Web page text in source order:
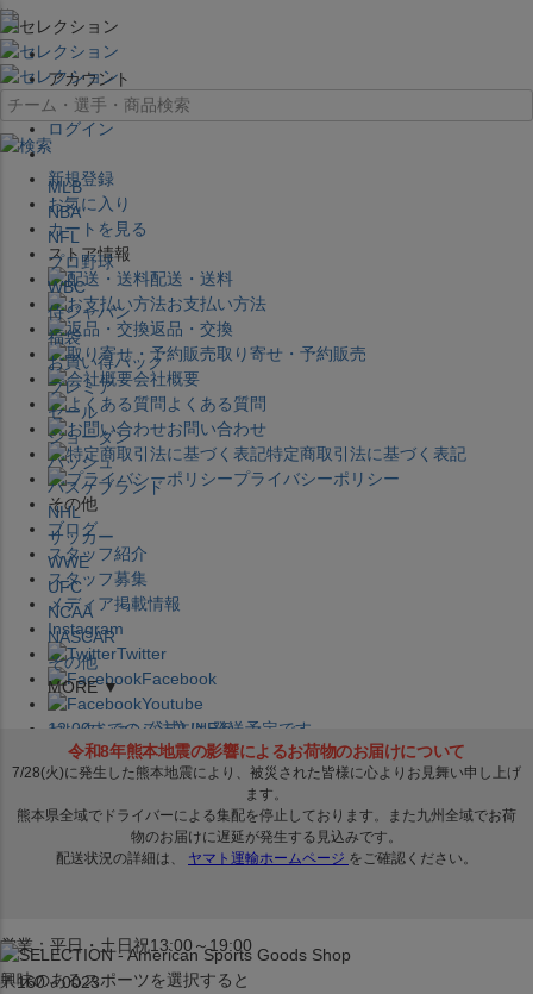
×
アカウント
ログイン
新規登録
お気に入り
カートを見る
ストア情報
配送・送料
お支払い方法
返品・交換
取り寄せ・予約販売
会社概要
よくある質問
お問い合わせ
特定商取引法に基づく表記
プライバシーポリシー
その他
ブログ
スタッフ紹介
スタッフ募集
メディア掲載情報
Instagram
Twitter
Facebook
Youtube
セレクション公式LINE@
営業：平日・土日祝13:00～19:00
〒160－0023
MLB
NBA
NFL
プロ野球
WBC
侍ジャパン
福袋
お買い得パック
プレミア
セール
ジョーダン
バッシュ
バスケブランド
NHL
サッカー
WWE
UFC
NCAA
NASCAR
その他
MORE ▼
12:00までのご注文は発送予定です。
在庫品は 1-3営業日内で発送!! ※お取寄せ商品は対象外
興味のあるスポーツを選択すると